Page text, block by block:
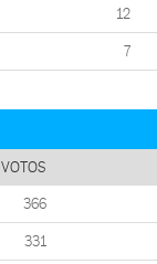
12
7
VOTOS
366
331